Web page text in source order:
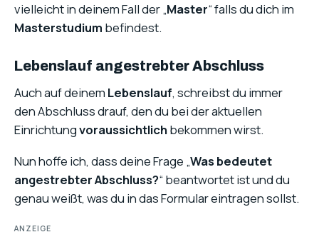
vielleicht in deinem Fall der „Master“ falls du dich im
Masterstudium befindest.
Lebenslauf angestrebter Abschluss
Auch auf deinem Lebenslauf, schreibst du immer
den Abschluss drauf, den du bei der aktuellen
Einrichtungvoraussichtlichbekommen wirst.
Nun hoffe ich, dass deine Frage „Was bedeutet
angestrebter Abschluss?“ beantwortet ist und du
genau weißt, was du in das Formular eintragen sollst.
ANZEIGE